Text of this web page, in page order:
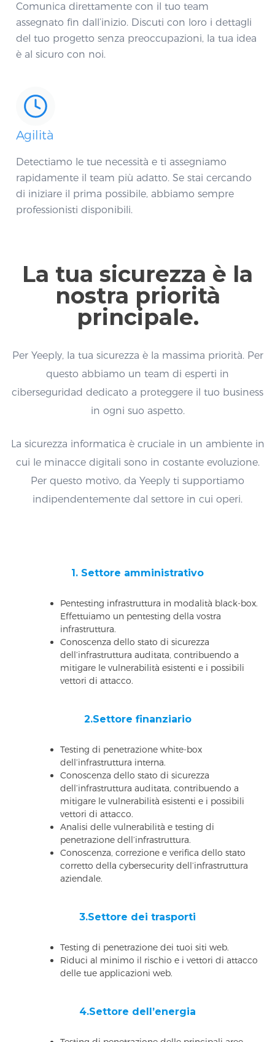
Comunica direttamente con il tuo team
assegnato fin dall’inizio. Discuti con loro i dettagli
del tuo progetto senza preoccupazioni, la tua idea
è al sicuro con noi.
Agilità
Detectiamo le tue necessità e ti assegniamo
rapidamente il team più adatto. Se stai cercando
di iniziare il prima possibile, abbiamo sempre
professionisti disponibili.
La tua sicurezza è la
nostra priorità
principale.
Per Yeeply, la tua sicurezza è la massima priorità. Per
questo abbiamo un team di esperti in
ciberseguridad dedicato a proteggere il tuo business
in ogni suo aspetto.
La sicurezza informatica è cruciale in un ambiente in
cui le minacce digitali sono in costante evoluzione.
Per questo motivo, da Yeeply ti supportiamo
indipendentemente dal settore in cui operi.
1. Settore amministrativo
Pentesting infrastruttura in modalità black-box.
Effettuiamo un pentesting della vostra
infrastruttura.
Conoscenza dello stato di sicurezza
dell’infrastruttura auditata, contribuendo a
mitigare le vulnerabilità esistenti e i possibili
vettori di attacco.
2.Settore finanziario
Testing di penetrazione white-box
dell’infrastruttura interna.
Conoscenza dello stato di sicurezza
dell’infrastruttura auditata, contribuendo a
mitigare le vulnerabilità esistenti e i possibili
vettori di attacco.
Analisi delle vulnerabilità e testing di
penetrazione dell’infrastruttura.
Conoscenza, correzione e verifica dello stato
corretto della cybersecurity dell’infrastruttura
aziendale.
3.Settore dei trasporti
Testing di penetrazione dei tuoi siti web.
Riduci al minimo il rischio e i vettori di attacco
delle tue applicazioni web.
4.Settore dell’energia